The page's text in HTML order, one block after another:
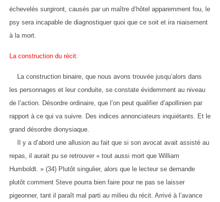
échevelés surgiront, causés par un maître d’hôtel apparemment fou, le
psy sera incapable de diagnostiquer quoi que ce soit et ira niaisement
à la mort.
La construction du récit.
La construction binaire, que nous avons trouvée jusqu’alors dans
les personnages et leur conduite, se constate évidemment au niveau
de l’action. Désordre ordinaire, que l’on peut qualifier d’apollinien par
rapport à ce qui va suivre. Des indices annonciateurs inquiétants. Et le
grand désordre dionysiaque.
Il y a d’abord une allusion au fait que si son avocat avait assisté au
repas, il aurait pu se retrouver « tout aussi mort que William
Humboldt. » (34) Plutôt singulier, alors que le lecteur se demande
plutôt comment Steve pourra bien faire pour ne pas se laisser
pigeonner, tant il paraît mal parti au milieu du récit. Arrivé à l’avance